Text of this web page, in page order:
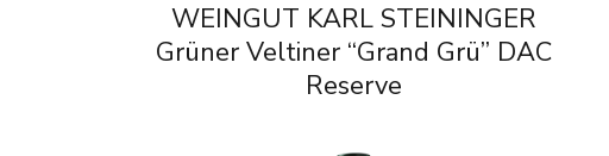
WEINGUT KARL STEININGER
Grüner Veltiner “Grand Grü” DAC
Reserve